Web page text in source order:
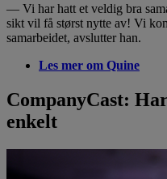
— Vi har hatt et veldig bra
sikt vil få størst nytte av! Vi
samarbeidet, avslutter han.
Les mer om Quine
CompanyCast:
enkelt